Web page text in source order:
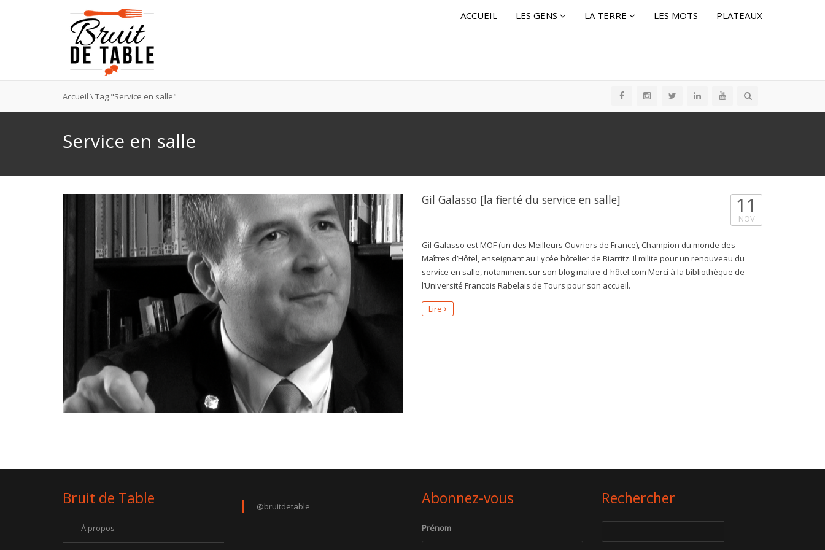
ACCUEIL LES GENS LA TERRE LES MOTS PLATEAUX
Accueil \Tag "Service en salle"
Service en salle
Gil Galasso [la fierté du service en salle] 11
NOV
Gil Galasso est MOF (un des Meilleurs Ouvriers de France), Champion du monde des
Maîtres d’Hôtel, enseignant au Lycée hôtelier de Biarritz. Il milite pour un renouveau du
service en salle, notamment sur son blog maitre-d-hôtel.com Merci à la bibliothèque de
l’Université François Rabelais de Tours pour son accueil.
Lire
Bruit de Table
À propos
@bruitdetable Abonnez-vous
Prénom
Rechercher